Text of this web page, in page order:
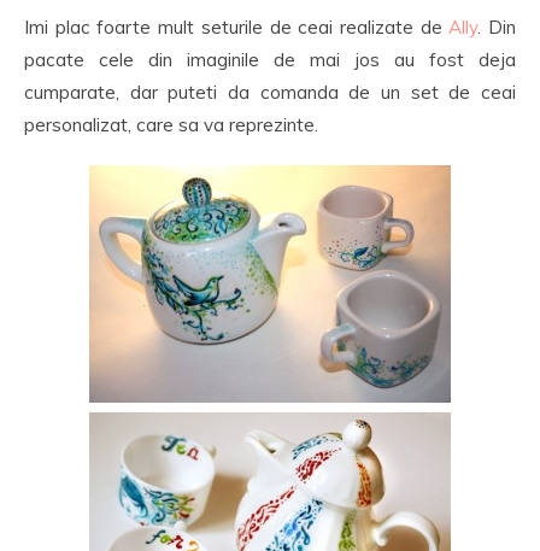
Imi plac foarte mult seturile de ceai realizate deAlly. Din
pacate cele din imaginile de mai jos au fost deja
cumparate, dar puteti da comanda de un set de ceai
personalizat, care sa va reprezinte.